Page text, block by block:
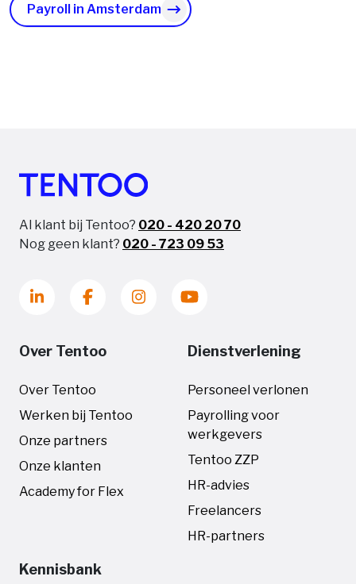
Payroll in Amsterdam
Al klant bij Tentoo? 020 - 420 20 70
Nog geen klant? 020 - 723 09 53
Over Tentoo
Over Tentoo
Werken bij Tentoo
Onze partners
Onze klanten
Academy for Flex
Dienstverlening
Personeel verlonen
Payrolling voor
werkgevers
Tentoo ZZP
HR-advies
Freelancers
HR-partners
Kennisbank